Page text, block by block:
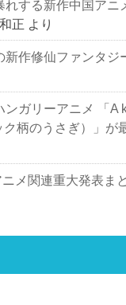
れする新作中国アニ
正 より
新作修仙ファンタジ
ンガリーアニメ 「A
柄のうさぎ）」が
ニメ関連重大発表ま